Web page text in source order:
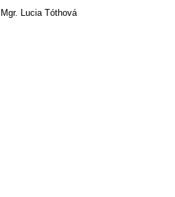
Mgr. Lucia Tóthová